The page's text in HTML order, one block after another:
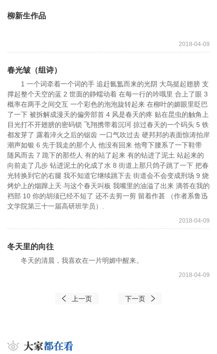
柳新生作品
2018-04-09
春光皱（组诗）
1 一个词牵着一个词的手 追赶氤氲而来的光阴 大鸟挺起翅膀 支
撑起整个天空的蓝 2 世面的静蠕动着 在每一行的吟哦里 合上了眼 3
概率在两手之间交互 一个彩色的泡泡旋转起来 在柳叶的媚眼里眨巴
了一下 被拆解成漫天的偏旁部首 4 风是春天的疼 贴在昆虫的触角上
目光打不开翅膀的密码锁 飞翔携带着沉珂 掠过春天的一个码头 5 铁
都发芽了 露着淬火之后的锯齿 一口气吹过去 硬邦邦的表面惊涛拍岸
潮声如银 6 先于我走的那个人 他没有回来 他弯下腰系了一下鞋带
随风而去 7 跪下的那些人 有的站了起来 有的钻进了泥土 站起来的
向前走了几步 钻进泥土的化成了水 8 街道上那只鸽子跳了一下 把春
光转换到它的右腿 我不知道它继续跳下去 街道会不会变成刑场 9 烧
烤炉上的烟蹿上天 与这个春天叫板 我嘴里的油溢了出来 滴答在我的
裆部 10 你的胡须已经不短了 还不去剪一剪 留着作甚 （作者系鲁迅
文学院第三十一届高研班学员）.
2018-04-09
冬天里的向往
冬天的清晨，我喜欢在一片明媚中醒来。
2018-04-09
上一页 下一页